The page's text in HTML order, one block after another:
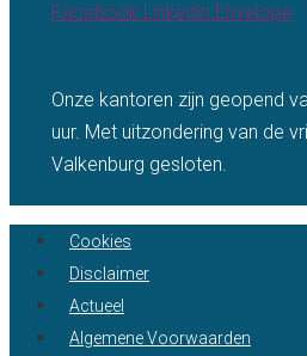
Facebook Linkedin Envelope
Onze kantoren zijn geopend
uur. Met uitzondering van de
Valkenburg gesloten.
Cookies
Disclaimer
Actueel
Algemene Voorwaarden